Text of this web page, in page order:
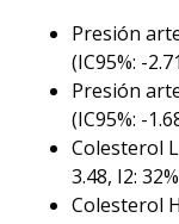
Presión
(IC95%: -
Presión
(IC95%: -
Colesterol
3.48, I2:
Colesterol